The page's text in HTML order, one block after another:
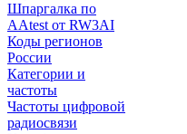
Шпаргалка по
AAtest от RW3AI
Коды регионов
России
Категории и
частоты
Частоты цифровой
радиосвязи